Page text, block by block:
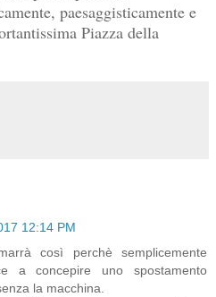
paesaggisticamente e
Piazza della
12:14 PM
così perchè semplicemente
a concepire uno spostamento
la macchina.